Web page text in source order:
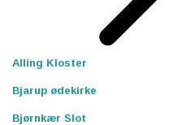
Alling Kloster
Bjarup ødekirke
Bjørnkær Slot